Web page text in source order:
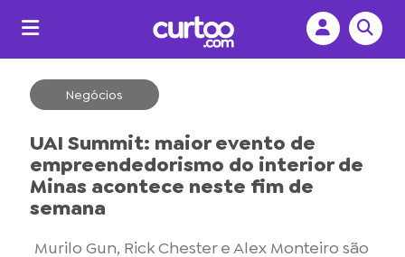
Negócios
UAI Summit: maior evento de
empreendedorismo do interior de
Minas acontece neste fim de
semana
Murilo Gun, Rick Chester e Alex Monteiro são